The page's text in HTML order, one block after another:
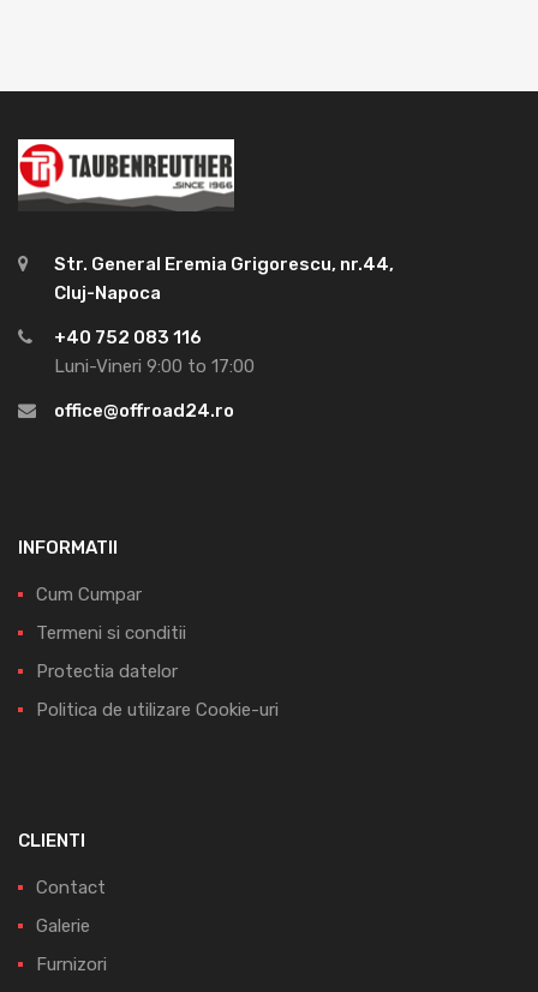
Str. General Eremia Grigorescu, nr.44,
Cluj-Napoca
+40 752 083 116
Luni-Vineri 9:00 to 17:00
office@offroad24.ro
INFORMATII
Cum Cumpar
Termeni si conditii
Protectia datelor
Politica de utilizare Cookie-uri
CLIENTI
Contact
Galerie
Furnizori